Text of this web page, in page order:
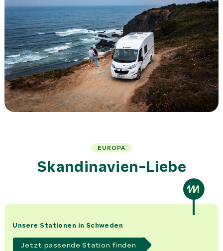
EUROPA
Skandinavien-Liebe
Unsere Stationen in Schweden
Jetzt passende Station finden